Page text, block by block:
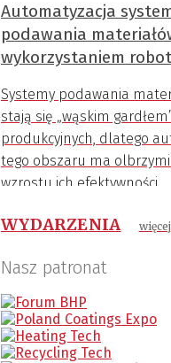
Automatyzacja
podawania
wykorzystaniem
Systemy podawania
stają się „wąskim
produkcyjnych, dlatego
tego obszaru ma
wzrostu ich efektywności.
WYDARZENIA więcej
Nasz patronat